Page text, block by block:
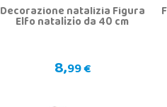
Decorazione natalizia Figura
Elfo natalizio da 40 cm
8,99 €